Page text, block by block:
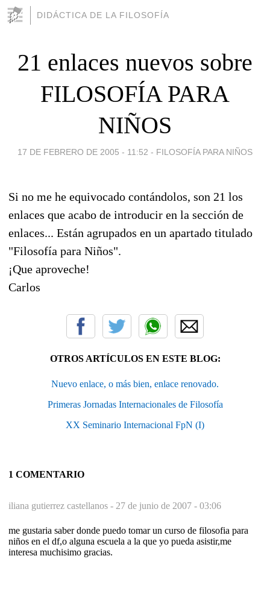
DIDÁCTICA DE LA FILOSOFÍA
21 enlaces nuevos sobre
FILOSOFÍA PARA
NIÑOS
17 DE FEBRERO DE 2005 - 11:52 - FILOSOFÍA PARA NIÑOS
Si no me he equivocado contándolos, son 21 los
enlaces que acabo de introducir en la sección de
enlaces... Están agrupados en un apartado titulado
"Filosofía para Niños".
¡Que aproveche!
Carlos
OTROS ARTÍCULOS EN ESTE BLOG:
Nuevo enlace, o más bien, enlace renovado.
Primeras Jornadas Internacionales de Filosofía
XX Seminario Internacional FpN (I)
1 COMENTARIO
iliana gutierrez castellanos - 27 de junio de 2007 - 03:06
me gustaria saber donde puedo tomar un curso de filosofia para
niños en el df,o alguna escuela a la que yo pueda asistir,me
interesa muchisimo gracias.